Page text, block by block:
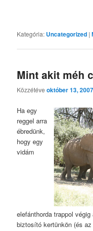
Kategória: Uncategorized |
Mint akit méh
Közzétéveoktóber 13, 2007
Ha egy
reggel arra
ébredünk,
hogy egy
vidám
elefánthorda trappol
biztosító kertünkön (és